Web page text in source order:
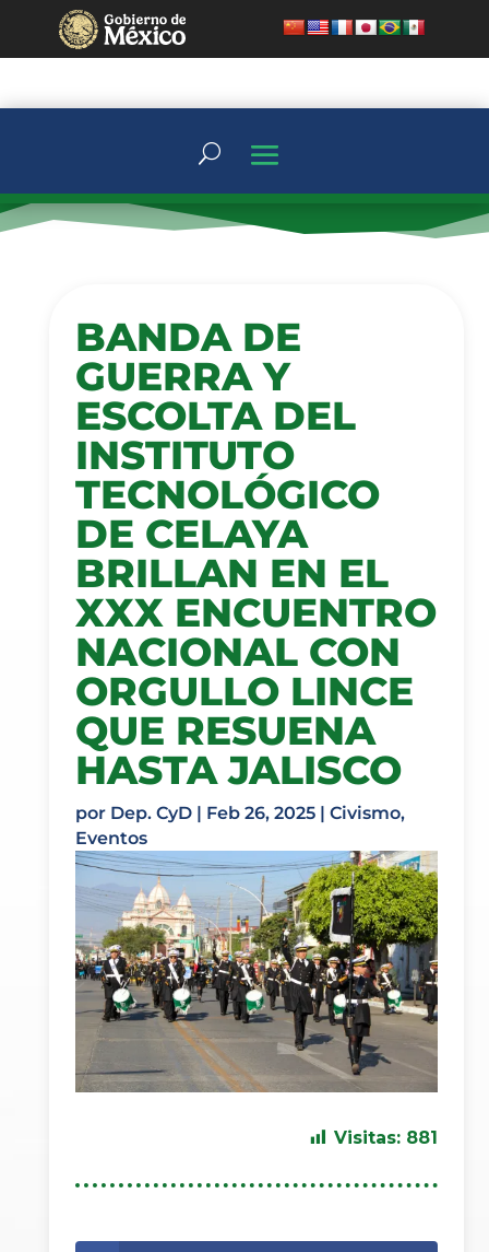
BANDA DE
GUERRA Y
ESCOLTA DEL
INSTITUTO
TECNOLÓGICO
DE CELAYA
BRILLAN EN EL
XXX ENCUENTRO
NACIONAL CON
ORGULLO LINCE
QUE RESUENA
HASTA JALISCO
por Dep. CyD| Feb 26, 2025| Civismo,
Eventos
Visitas: 881